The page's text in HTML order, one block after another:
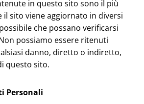
in questo sito sono il più
il sito viene aggiornato in diversi
che possano verificarsi
possiamo essere ritenuti
danno, diretto o indiretto,
questo sito.
Personali